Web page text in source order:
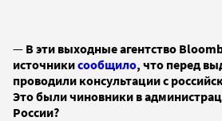
— В эти выходные агентство
источникисообщило, что перед
проводили консультации с
Это были чиновники в
России?